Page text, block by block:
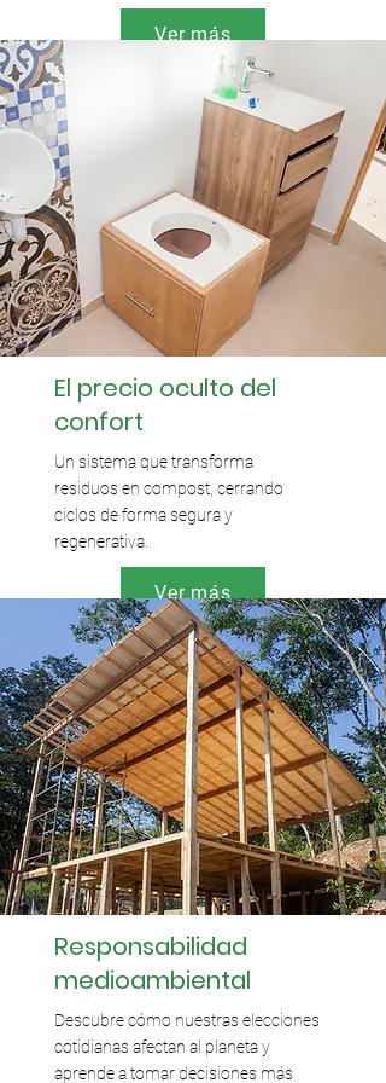
Ver más
El precio oculto del
confort
Un sistema que transforma
residuos en compost, cerrando
ciclos de forma segura y
regenerativa.
Ver más
Responsabilidad
medioambiental
Descubre cómo nuestras elecciones
cotidianas afectan al planeta y
aprende a tomar decisiones más